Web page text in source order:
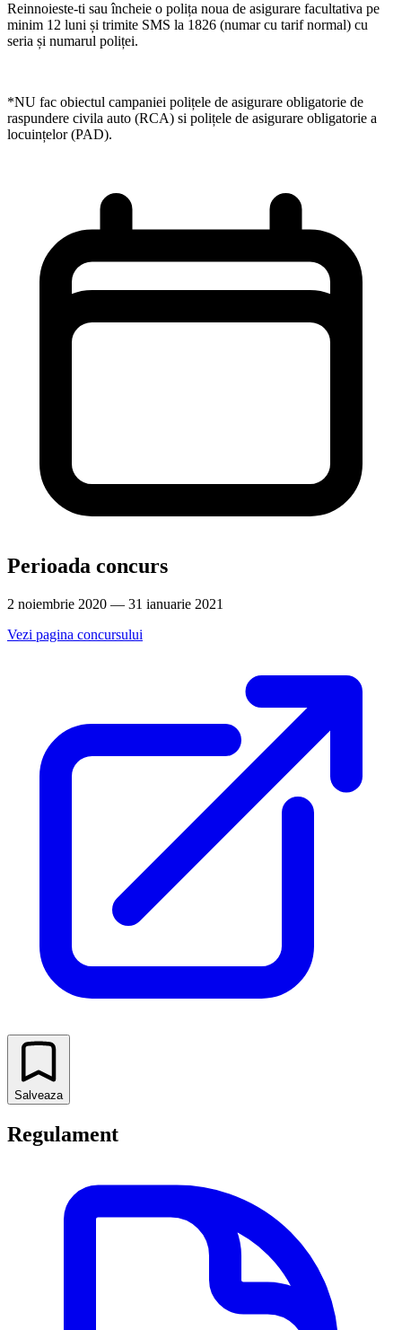
Reinnoieste-ti sau încheie o polița noua de asigurare facultativa pe
minim 12 luni și trimite SMS la 1826 (numar cu tarif normal) cu
seria și numarul poliței.
*NU fac obiectul campaniei polițele de asigurare obligatorie de
raspundere civila auto (RCA) si polițele de asigurare obligatorie a
locuințelor (PAD).
Perioada concurs
2 noiembrie 2020 — 31 ianuarie 2021
Vezi pagina concursului
Salveaza
Regulament